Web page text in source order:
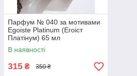
Парфум № 040 за мотивами
Egoiste Platinum (Егоіст
Платінум) 65 мл
В наявності
315 ₴ 350 ₴